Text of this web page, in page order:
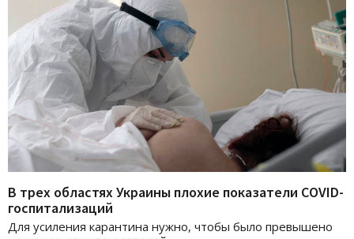
В трех областях Украины плохие показатели СOVID-
госпитализаций
Для усиления карантина нужно, чтобы было превышено